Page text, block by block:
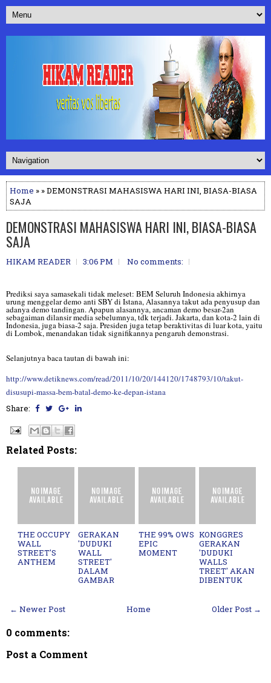
Home » » DEMONSTRASI MAHASISWA HARI INI, BIASA-BIASA
SAJA
DEMONSTRASI MAHASISWA HARI INI, BIASA-BIASA
SAJA
HIKAM READER 3:06 PM No comments:
Prediksi saya samasekali tidak meleset: BEM Seluruh Indonesia akhirnya
urung menggelar demo anti SBY di Istana, Alasannya takut ada penyusup dan
adanya demo tandingan. Apapun alasannya, ancaman demo besar-2an
sebagaiman dilansir media sebelumnya, tdk terjadi. Jakarta, dan kota-2 lain di
Indonesia, juga biasa-2 saja. Presiden juga tetap beraktivitas di luar kota, yaitu
di Lombok, menandakan tidak signifikannya pengaruh demonstrasi.
Selanjutnya baca tautan di bawah ini:
http://www.detiknews.com/read/2011/10/20/144120/1748793/10/takut-
disusupi-massa-bem-batal-demo-ke-depan-istana
Share:
Related Posts:
THE OCCUPY
WALL
STREET'S
ANTHEM
GERAKAN
'DUDUKI
WALL
STREET'
DALAM
GAMBAR
THE 99% OWS
EPIC
MOMENT
KONGGRES
GERAKAN
'DUDUKI
WALLS
TREET' AKAN
DIBENTUK
← Newer Post Older Post →
Home
0 comments:
Post a Comment